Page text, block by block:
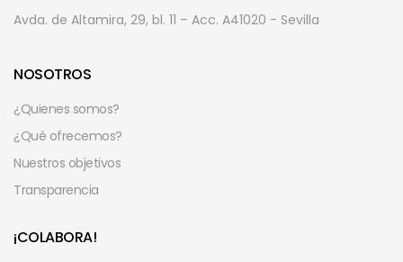
Avda. de Altamira, 29, bl. 11 – Acc. A41020 - Sevilla
NOSOTROS
¿Quienes somos?
¿Qué ofrecemos?
Nuestros objetivos
Transparencia
¡COLABORA!